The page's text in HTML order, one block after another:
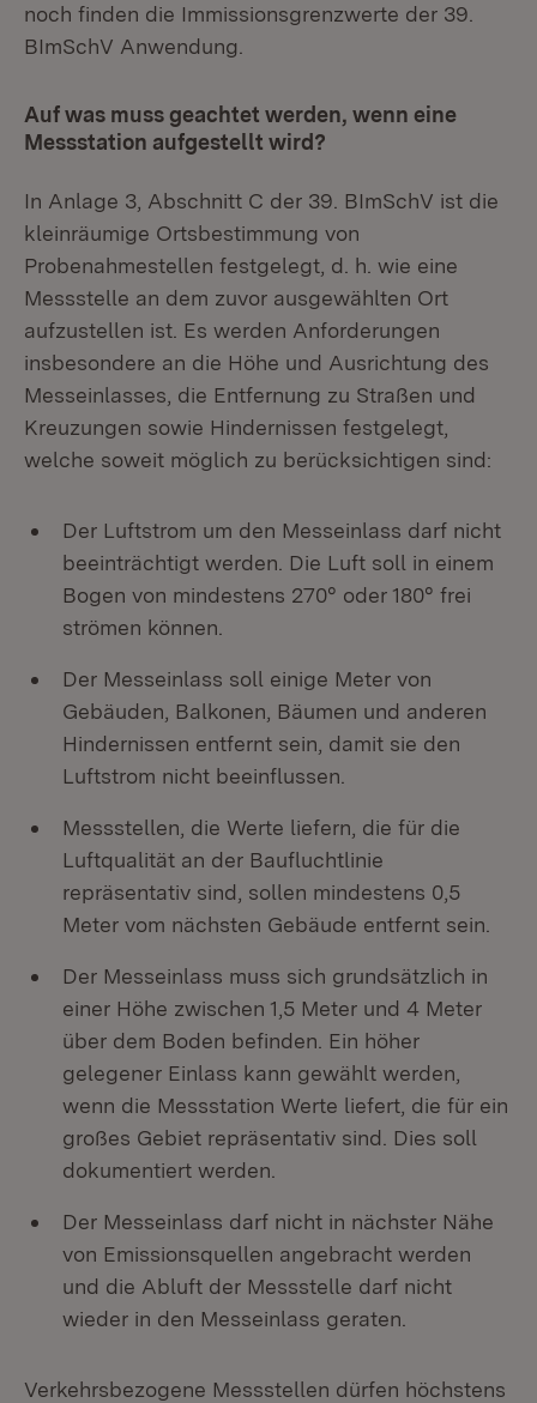
noch finden die Immissionsgrenzwerte der 39.
BImSchV Anwendung.
Auf was muss geachtet werden, wenn eine
Messstation aufgestellt wird?
In Anlage 3, Abschnitt C der 39. BImSchV ist die
kleinräumige Ortsbestimmung von
Probenahmestellen festgelegt, d. h. wie eine
Messstelle an dem zuvor ausgewählten Ort
aufzustellen ist. Es werden Anforderungen
insbesondere an die Höhe und Ausrichtung des
Messeinlasses, die Entfernung zu Straßen und
Kreuzungen sowie Hindernissen festgelegt,
welche soweit möglich zu berücksichtigen sind:
Der Luftstrom um den Messeinlass darf nicht
beeinträchtigt werden. Die Luft soll in einem
Bogen von mindestens 270° oder 180° frei
strömen können.
Der Messeinlass soll einige Meter von
Gebäuden, Balkonen, Bäumen und anderen
Hindernissen entfernt sein, damit sie den
Luftstrom nicht beeinflussen.
Messstellen, die Werte liefern, die für die
Luftqualität an der Baufluchtlinie
repräsentativ sind, sollen mindestens 0,5
Meter vom nächsten Gebäude entfernt sein.
Der Messeinlass muss sich grundsätzlich in
einer Höhe zwischen 1,5 Meter und 4 Meter
über dem Boden befinden. Ein höher
gelegener Einlass kann gewählt werden,
wenn die Messstation Werte liefert, die für ein
großes Gebiet repräsentativ sind. Dies soll
dokumentiert werden.
Der Messeinlass darf nicht in nächster Nähe
von Emissionsquellen angebracht werden
und die Abluft der Messstelle darf nicht
wieder in den Messeinlass geraten.
Verkehrsbezogene Messstellen dürfen höchstens